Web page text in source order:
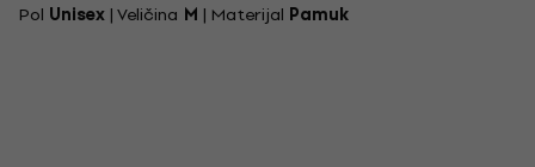
Pol Unisex | Veličina M | Materijal Pamuk